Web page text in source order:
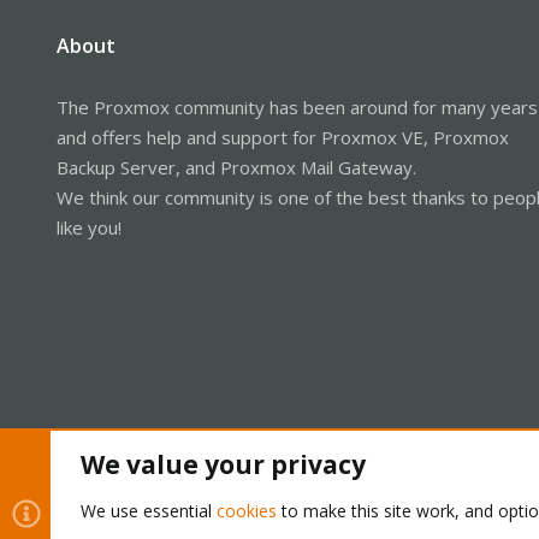
About
The Proxmox community has been around for many years
and offers help and support for Proxmox VE, Proxmox
Backup Server, and Proxmox Mail Gateway.
We think our community is one of the best thanks to
like you!
We value your privacy
We use essential cookies to make this site work, and